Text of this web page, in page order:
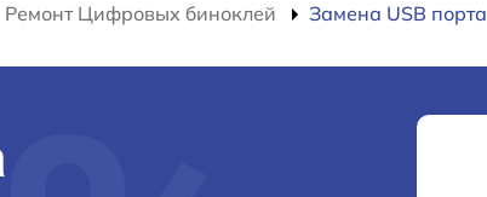
Ремонт Цифровых биноклей Замена USB порта